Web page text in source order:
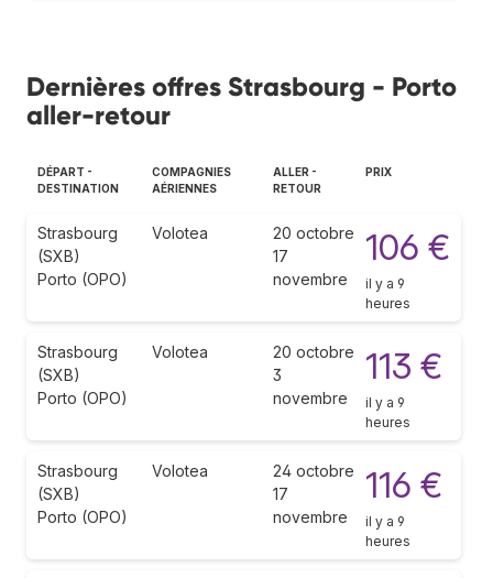
Dernières offres Strasbourg - Porto
aller-retour
DÉPART -
DESTINATION
COMPAGNIES
AÉRIENNES
ALLER -
RETOUR
PRIX
Strasbourg
(SXB)
Porto (OPO)
Volotea
20 octobre
17
novembre
106 €
il y a 9
heures
Strasbourg
(SXB)
Porto (OPO)
Volotea
20 octobre
3
novembre
113 €
il y a 9
heures
Strasbourg
(SXB)
Porto (OPO)
Volotea
24 octobre
17
novembre
116 €
il y a 9
heures